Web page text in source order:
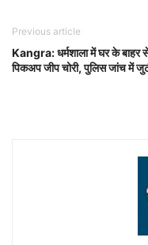
Previous article
Kangra: धर्मशाला में घर के बाहर
पिकअप जीप चोरी, पुलिस जांच में